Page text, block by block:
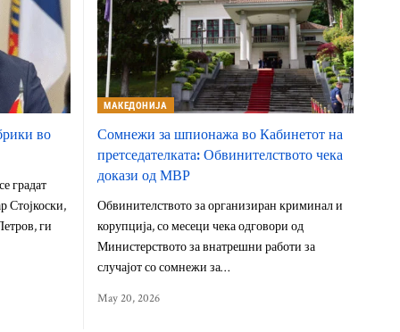
во
градат
Стојкоски,
ги
МАКЕДОНИЈА
Сомнежи за шпионажа во Кабинетот на
претседателката: Обвинителството чека
докази од МВР
Обвинителството за организиран криминал и
корупција, со месеци чека одговори од
Министерството за внатрешни работи за
случајот со сомнежи за…
May 20, 2026